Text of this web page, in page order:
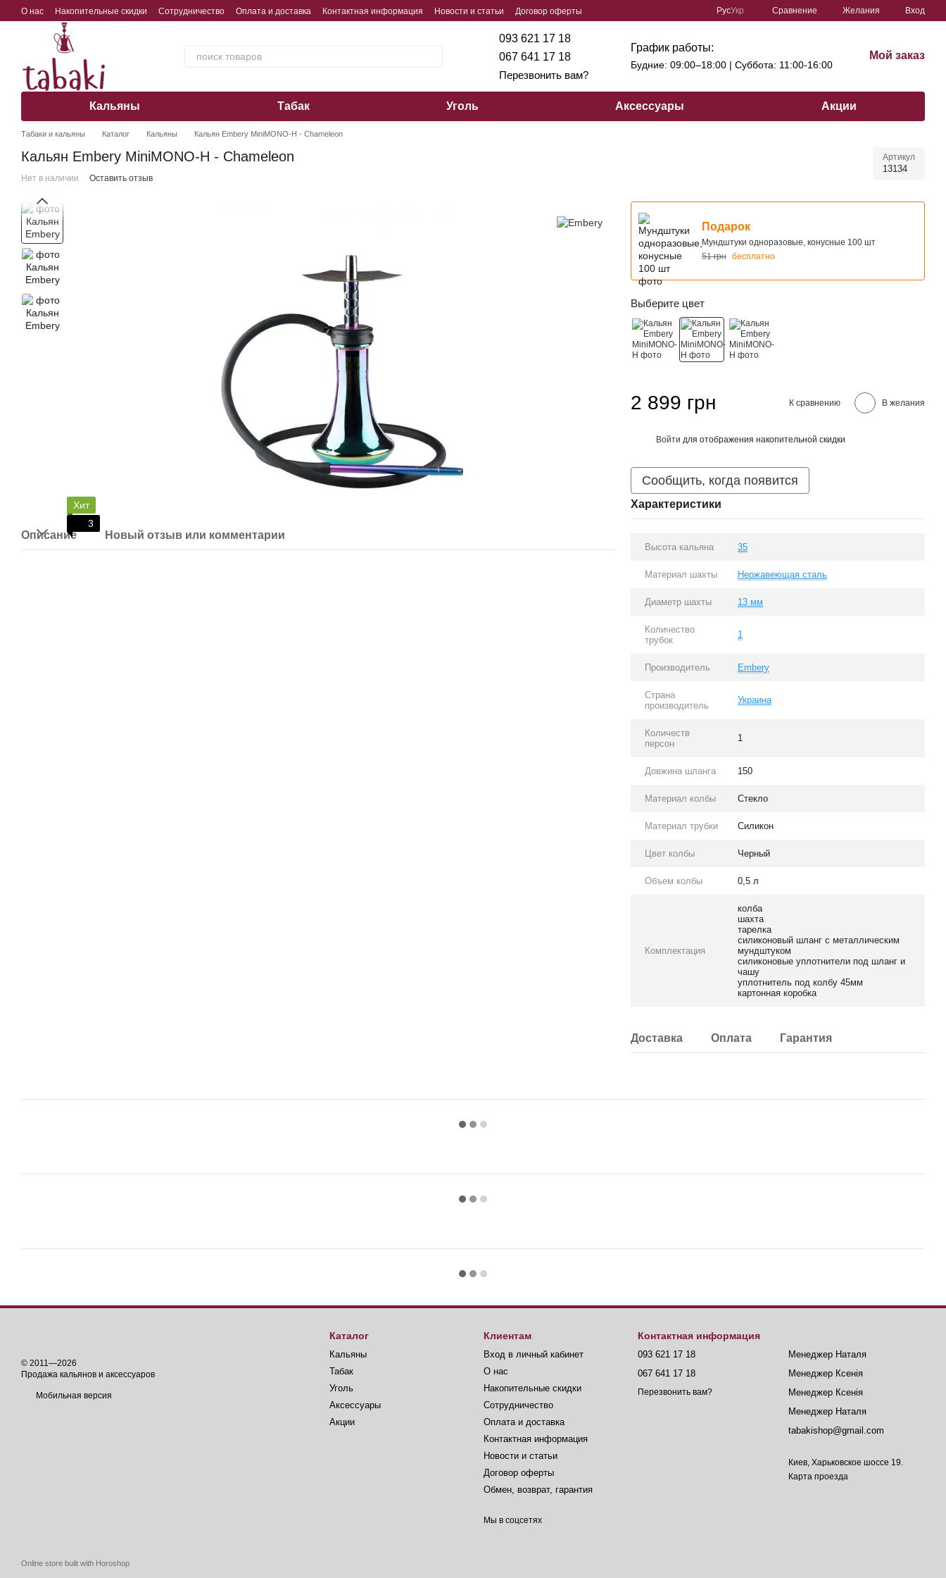
Перейти к основному контенту
О нас Накопительные скидки Сотрудничество Оплата и доставка Контактная информация Новости и статьи
Договор оферты
Обмен, возврат, гарантия
РусУкр Сравнение Желания Вход
093 621 17 18
067 641 17 18
Перезвонить вам?
График работы:
Будние: 09:00–18:00 | Cуббота: 11:00-16:00
Мой заказ
Кальяны Табак Уголь Аксессуары Акции
Табаки и кальяны Каталог Кальяны Кальян Embery MiniMONO-H - Chameleon
Кальян Embery MiniMONO-H - Chameleon Артикул
13134
Нет в наличии Оставить отзыв
Хит
3
Описание Новый отзыв или комментарий
Подарок
Мундштуки одноразовые, конусные 100 шт
51 грн бесплатно
Выберите цвет
2 899 грн К сравнению В желания
Войти для отображения накопительной скидки
Сообщить, когда появится
Характеристики
Высота кальяна 35
Материал шахты Нержавеющая сталь
Диаметр шахты 13 мм
Количество
трубок
1
Производитель Embery
Страна
производитель
Украина
Количеств
персон
1
Довжина шланга 150
Материал колбы Стекло
Материал трубки Силикон
Цвет колбы Черный
Объем колбы 0,5 л
Комплектация
колба
шахта
тарелка
силиконовый шланг с металлическим
мундштуком
силиконовые уплотнители под шланг и
чашу
уплотнитель под колбу 45мм
картонная коробка
Доставка Оплата Гарантия
© 2011—2026
Продажа кальянов и аксессуаров
Мобильная версия
Online store built with Horoshop
Каталог
Кальяны
Табак
Уголь
Аксессуары
Акции
Клиентам
Вход в личный кабинет
О нас
Накопительные скидки
Сотрудничество
Оплата и доставка
Контактная информация
Новости и статьи
Договор оферты
Обмен, возврат, гарантия
Мы в соцсетях
Контактная информация
093 621 17 18
067 641 17 18
Перезвонить вам?
Менеджер Наталя
Менеджер Ксенія
Менеджер Ксенія
Менеджер Наталя
tabakishop@gmail.com
Киев, Харьковское шоссе 19.
Карта проезда